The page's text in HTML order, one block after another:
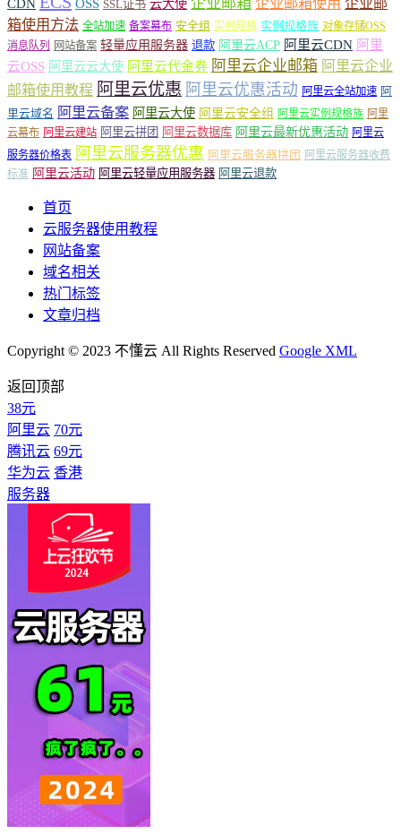
CDN OSS SSL证书 云大使
箱使用方法 全站加速 备案幕布 安全组 实例规格 实例规格族 对象存储OSS
消息队列
网站备案 轻量应用服务器 退款 阿里云ACP 阿里云CDN 阿里
云OSS 阿里云云大使 阿里云代金券 阿里云企业邮箱 阿里云企业
邮箱使用教程 阿里云优惠 阿里云优惠活动 阿里云全站加速 阿
里云域名 阿里云备案 阿里云大使 阿里云安全组 阿里云实例规格族 阿里
云幕布 阿里云建站 阿里云拼团 阿里云数据库 阿里云最新优惠活动 阿里云
服务器价格表 阿里云服务器优惠 阿里云服务器拼团 阿里云服务器收费
标准 阿里云活动 阿里云轻量应用服务器 阿里云退款
首页
云服务器使用教程
网站备案
域名相关
热门标签
文章归档
Copyright © 2023 不懂云 All Rights Reserved Google XML
返回顶部
38元
阿里云 70元
腾讯云 69元
华为云 香港
服务器